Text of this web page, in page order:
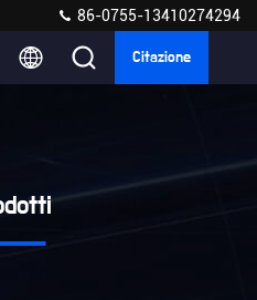
86-0755-13410274294
Citazione